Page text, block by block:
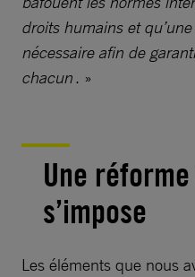
droits humains et
nécessaire afin de
chacun. »
Une
s’impose
Les éléments que nous